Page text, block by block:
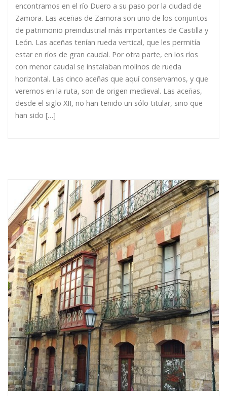
encontramos en el río Duero a su paso por la ciudad de
Zamora. Las aceñas de Zamora son uno de los conjuntos
de patrimonio preindustrial más importantes de Castilla y
León. Las aceñas tenían rueda vertical, que les permitía
estar en ríos de gran caudal. Por otra parte, en los ríos
con menor caudal se instalaban molinos de rueda
horizontal. Las cinco aceñas que aquí conservamos, y que
veremos en la ruta, son de origen medieval. Las aceñas,
desde el siglo XII, no han tenido un sólo titular, sino que
han sido […]